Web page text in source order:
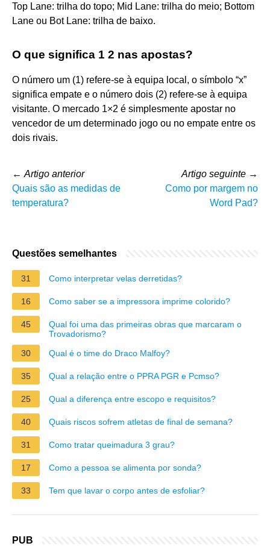
Top Lane: trilha do topo; Mid Lane: trilha do meio; Bottom
Lane ou Bot Lane: trilha de baixo.
O que significa 1 2 nas apostas?
O número um (1) refere-se à equipa local, o símbolo “x”
significa empate e o número dois (2) refere-se à equipa
visitante. O mercado 1×2 é simplesmente apostar no
vencedor de um determinado jogo ou no empate entre os
dois rivais.
← Artigo anterior
Quais são as medidas de
temperatura?
Artigo seguinte →
Como por margem no
Word Pad?
Questões semelhantes
31 Como interpretar velas derretidas?
16 Como saber se a impressora imprime colorido?
45
Qual foi uma das primeiras obras que marcaram o
Trovadorismo?
30
Qual é o time do Draco Malfoy?
35 Qual a relação entre o PPRA PGR e Pcmso?
25 Qual a diferença entre escopo e requisitos?
40 Quais riscos sofrem atletas de final de semana?
31 Como tratar queimadura 3 grau?
17 Como a pessoa se alimenta por sonda?
33 Tem que lavar o corpo antes de esfoliar?
PUB